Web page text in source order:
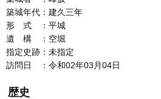
築城年代：建久三年
形 式 ：平城
遺 構 ：空堀
指定史跡：未指定
訪問日 ：令和02年03月04日
歴史